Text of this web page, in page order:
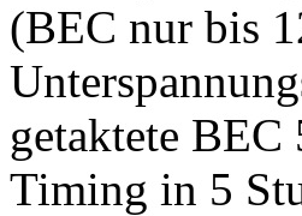
(BEC nur bis
getaktete
Timing in 5